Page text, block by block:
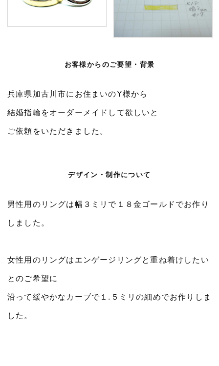
お客様からのご要望・背景
兵庫県加古川市にお住まいのY様から
結婚指輪をオーダーメイドして欲しいと
ご依頼をいただきました。
デザイン・制作について
男性用のリングは幅３ミリで１８金ゴールドでお作り
しました。
女性用のリングはエンゲージリングと重ね着けしたい
とのご希望に
沿って緩やかなカーブで１.５ミリの細めでお作りしま
した。